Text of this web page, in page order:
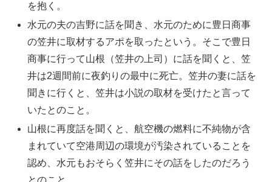
を抱く。
水元の夫の吉野に話を聞き、水元のために豊日商事
の笠井に取材するアポを取ったという。そこで豊日
商事に行って山根（笠井の上司）に話を聞くと、笠
井は2週間前に夜釣りの最中に死亡。笠井の妻に話を
聞きに行くと、笠井は小説の取材を受けたと言って
いたとのこと。
山根に再度話を聞くと、航空機の燃料に不純物が含
まれていて空港周辺の環境が汚染されていることを
認め、水元もおそらく笠井にその話をしたのだろう